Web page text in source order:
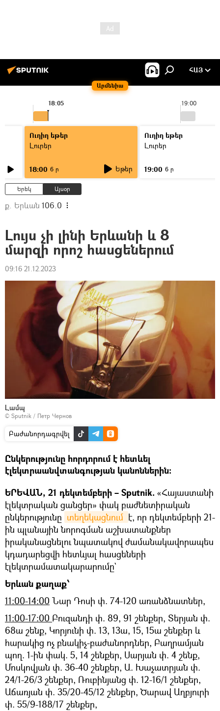
Արմենիա
ՀԱՅ
19:00
18:05
Ուղիղ եթեր
Լուրեր
18:00 6 ր Եթեր
Ուղիղ եթեր
Լուրեր
19:00 6 ր
Երեկ Այսօր
ք. Երևան 106.0
Լույս չի լինի Երևանի և 8
մարզի որոշ հասցեներում
09:16 21.12.2023
Լամպ
© Sputnik / Петр Чернов
Բաժանորդագրվել
Ընկերությունը հորդորում է հետևել
էլեկտրաանվտանգության կանոններին:
ԵՐԵՎԱՆ, 21 դեկտեմբերի – Sputnik. «Հայաստանի
էլեկտրական ցանցեր» փակ բաժնետիրական
ընկերությունը տեղեկացնում է, որ դեկտեմբերի 21-
ին պլանային նորոգման աշխատանքներ
իրականացնելու նպատակով ժամանակավորապես
կդադարեցվի հետևյալ հասցեների
էլեկտրամատակարարումը`
Երևան քաղաք՝
11:00-14:00 Նար Դոսի փ. 74-120 առանձնատներ,
11:00-17:00 Բուզանդի փ. 89, 91 շենքեր, Տերյան փ.
68ա շենք, Կորյունի փ. 13, 13ա, 15, 15ա շենքեր և
հարակից ոչ բնակիչ-բաժանորդներ, Բաղրամյան
պող. 1-ին փակ. 5, 14 շենքեր, Սարյան փ. 4 շենք,
Մոսկովյան փ. 36-40 շենքեր, Ա. Խաչատրյան փ.
24/1-26/3 շենքեր, Ռուբինյանց փ. 12-16/1 շենքեր,
Աճառյան փ. 35/20-45/12 շենքեր, Ծարավ Աղբյուրի
փ. 55/9-188/17 շենքեր,